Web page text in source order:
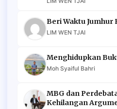
Beri Waktu Jumhur
LIM WEN TJAI
Menghidupkan
Moh Syaiful Bahri
MBG dan
Kehilangan